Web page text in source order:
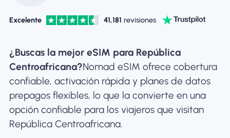
Acerca de eSIM
Por qué la eSIM Nomad
Excelente 41,181 revisiones
¿Buscas la mejor eSIM para República
Centroafricana?Nomad eSIM ofrece cobertura
confiable, activación rápida y planes de datos
prepagos flexibles, lo que la convierte en una
opción confiable para los viajeros que visitan
República Centroafricana.